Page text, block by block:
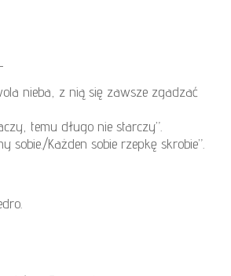
nieba, z nią się zawsze zgadzać
temu długo nie starczy”.
sobie./Każden sobie rzepkę skrobie”.